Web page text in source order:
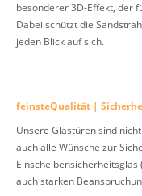
besonderer 3D-Effekt, der
Dabei schützt die
jeden Blick auf sich.
feinsteQualität |
Unsere Glastüren sind
auch alle Wünsche zur
auch starken